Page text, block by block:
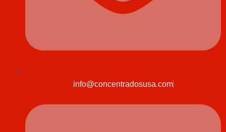
info@concentradosusa.com